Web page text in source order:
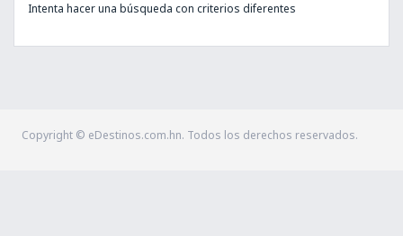
Intenta hacer una búsqueda con criterios diferentes
Copyright © eDestinos.com.hn. Todos los derechos reservados.